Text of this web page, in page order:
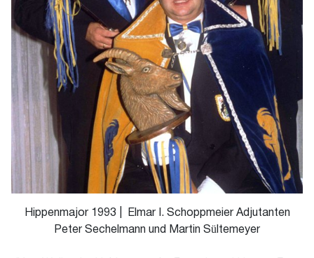
Hippenmajor 1993 | Elmar I. Schoppmeier Adjutanten
Peter Sechelmann und Martin Sültemeyer